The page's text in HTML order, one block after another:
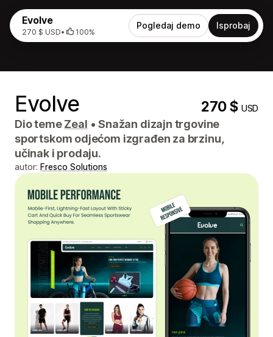
Evolve
270 $ USD• 100%
Pogledaj demo Isprobaj
Evolve 270 $USD
Dio temeZeal • Snažan dizajn trgovine
sportskom odjećom izgrađen za brzinu,
učinak i prodaju.
autor: Fresco Solutions